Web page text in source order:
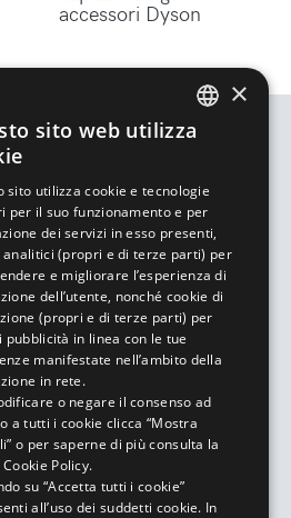
accessori Dyson
×
sito web utilizza
sito utilizza cookie e tecnologie
per il suo funzionamento e per
dei servizi in esso presenti,
analitici (propri e di terze parti) per
e migliorare l’esperienza di
dell’utente, nonché cookie di
(propri e di terze parti) per
pubblicità in linea con le tue
manifestate nell’ambito della
in rete.
o negare il consenso ad
a tutti i cookie clicca “Mostra
o per saperne di più consulta la
Policy.
su “Accetta tutti i cookie”
all’uso dei suddetti cookie. In